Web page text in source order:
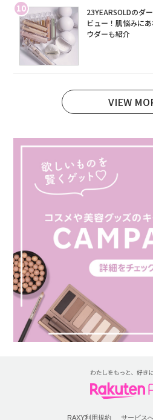
10
23YEARSOLDのダ
ビュー！肌悩みに
ウダーも紹介
VIEW
RAXY利用規約 サービス